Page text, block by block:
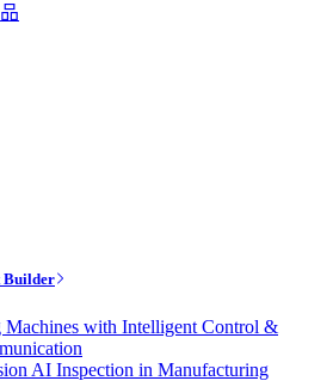
Builder
Machines with Intelligent Control &
AI Inspection in Manufacturing